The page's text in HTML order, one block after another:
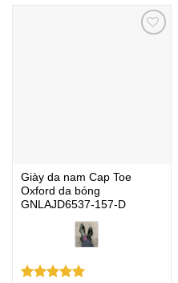
Giày da nam Cap Toe
Oxford da bóng
GNLAJD6537-157-D